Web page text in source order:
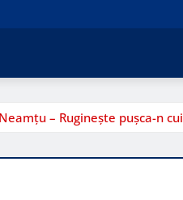
– Ruginește pușca-n cui